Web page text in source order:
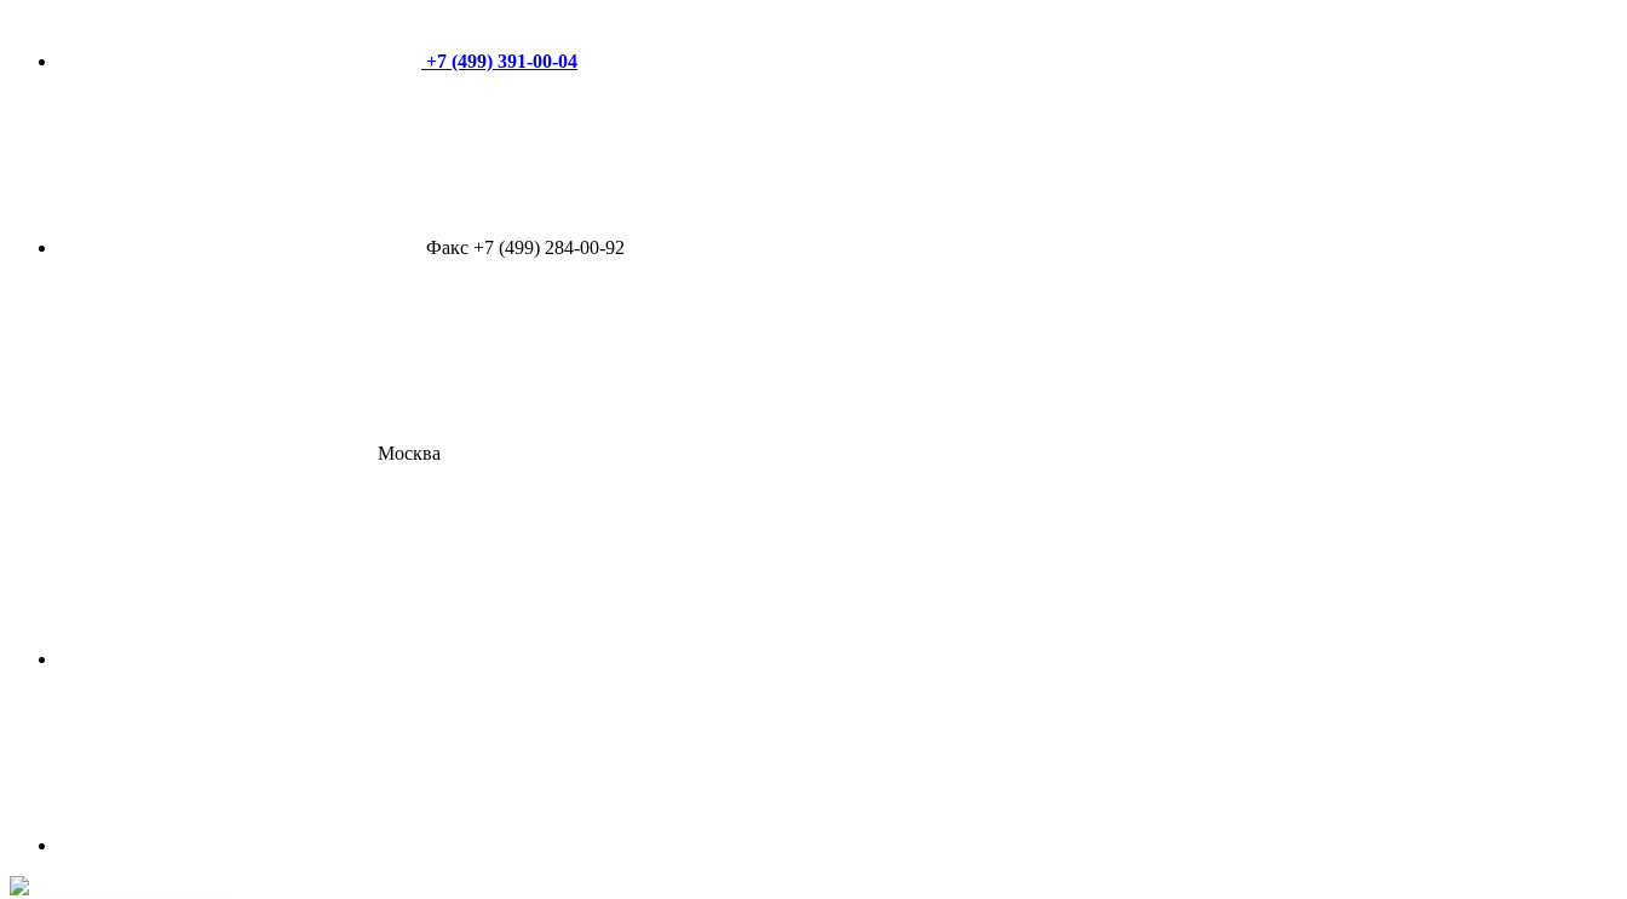
+7 (499) 391-00-04
Факс +7 (499) 284-00-92
Москва